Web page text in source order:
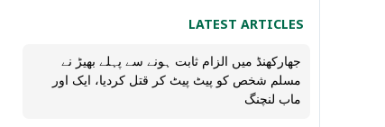
LATEST ARTICLES
جھارکھنڈ میں الزام ثابت ہونے سے پہلے بھیڑ نے
مسلم شخص کو پیٹ پیٹ کر قتل کردیا، ایک اور
ماب لنچنگ